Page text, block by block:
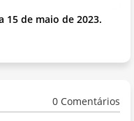
15 de maio de 2023.
0 Comentários